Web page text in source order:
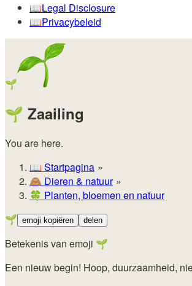
📖️Legal Disclosure
📖️Privacybeleid
🌱
🌱 Zaailing
You are here.
📖 Startpagina
🙈️ Dieren & natuur
🍀 Planten, bloemen en natuur
🌱 emoji kopiëren delen
Betekenis van emoji 🌱
Een nieuw begin! Hoop, duurzaamheid,